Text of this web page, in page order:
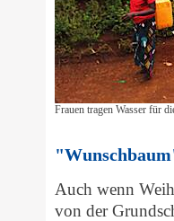
Frauen tragen Wasser für
Auch wenn
von der